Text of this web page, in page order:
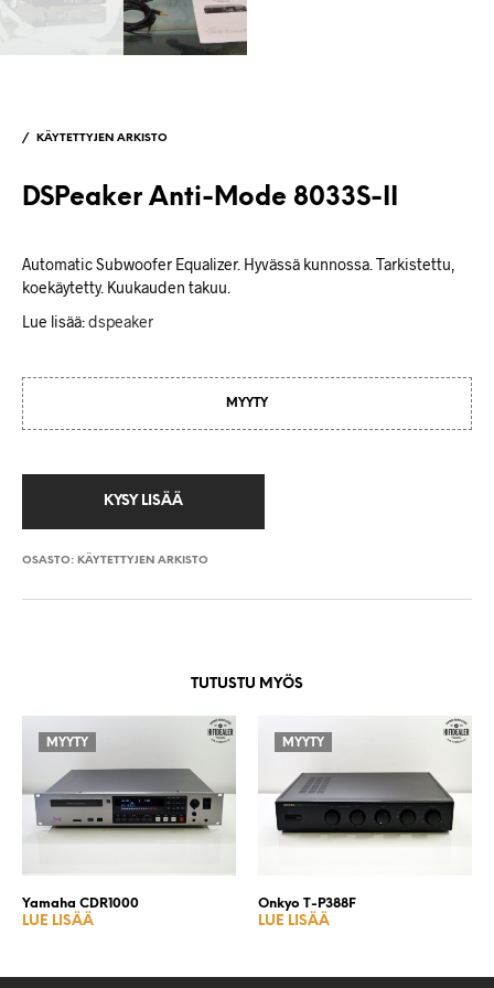
/ KÄYTETTYJEN ARKISTO
DSPeaker Anti-Mode 8033S-II
Automatic Subwoofer Equalizer. Hyvässä kunnossa. Tarkistettu,
koekäytetty. Kuukauden takuu.
Lue lisää:dspeaker
MYYTY
OSASTO: KÄYTETTYJEN ARKISTO
TUTUSTU MYÖS
MYYTY
Yamaha CDR1000
LUE LISÄÄ
MYYTY
Onkyo T-P388F
LUE LISÄÄ